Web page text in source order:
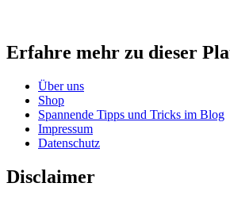
Erfahre mehr zu dieser
Über uns
Shop
Spannende Tipps und Tricks im Blog
Impressum
Datenschutz
Disclaimer